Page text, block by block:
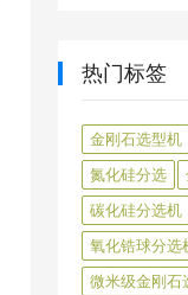
热门标签
金刚石选型机
氮化硅分选
碳化硅分选机
氧化锆球分选
微米级金刚石